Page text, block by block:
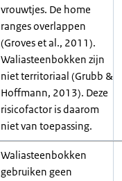
vrouwtjes. De home
ranges overlappen
(Groves et al., 2011).
Waliasteenbokken zijn
niet territoriaal (Grubb &
Hoffmann, 2013). Deze
risicofactor is daarom
niet van toepassing.
Waliasteenbokken
gebruiken geen